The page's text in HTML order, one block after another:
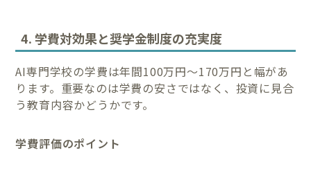
4. 学費対効果と奨学金制度の充実度
AI専門学校の学費は年間100万円～170万円と幅があ
ります。重要なのは学費の安さではなく、投資に見合
う教育内容かどうかです。
学費評価のポイント